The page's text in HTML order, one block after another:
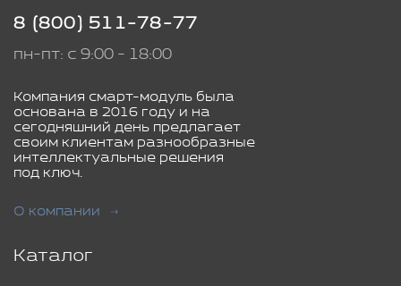
8 (800) 511-78-77
пн-пт: с 9:00 - 18:00
Компания смарт-модуль была
основана в 2016 году и на
сегодняшний день предлагает
своим клиентам разнообразные
интеллектуальные решения
под ключ.
О компании
Каталог